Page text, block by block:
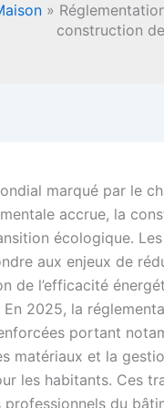
»
construction
marqué par le
accrue, la
écologique.
aux enjeux de
de l’efficacité
2025, la
portant
matériaux et la
les habitants. Ces
professionnels du